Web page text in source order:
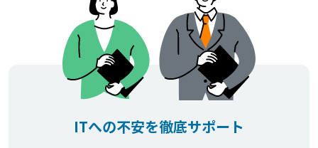
ITへの不安を徹底サポート